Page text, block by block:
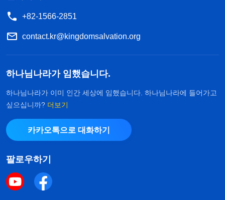
지 않았으며, 하나님의 요구에 따라 실행함으로써 하
을 깨달았습니다. 언제나 건성으로 임하며 하나님을
기만했지요. 저는 너무나도 교활하고 간사한 사람이
었습니다! 형제자매들이 복음을 전할 때 직면하는 어
려움을 알고 있으면서도 해결하지 않았으며, 책임을
다하지도 않았습니다. 또 육적인 고생을 피하기 위해
복음 사역이 난관에 부딪힌 것을 보면서도 신경 쓰지
않았고요. 그러니 하나님 집의 사역을 우습게 여긴
것 아니겠습니까? 저는 양심과 이성이라고는 찾아볼
수도 없는, 너무도 믿을 수 없는 사람이었습니다! 저
는 또 하나님 말씀을 보았습니다. 『
+82-1566-2851
contact.kr@kingdomsalvation.org
하나님나라가 임했습니다.
하나님나라가 이미 인간 세상에 임했습니다. 하나님나라에 들어가고
싶으십니까? 더보기
카카오톡으로 대화하기
팔로우하기